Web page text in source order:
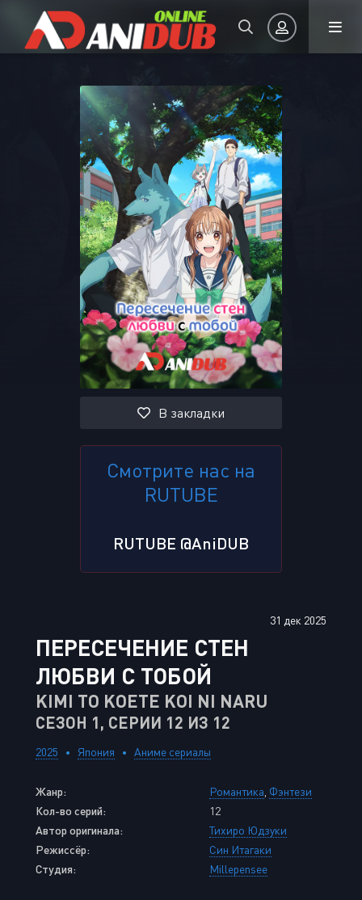
Авторизация
Запомнить
ВОЙТИ НА САЙТ
Регистрация Восстановить пароль
Или войти через
В закладки
Смотрите нас на
RUTUBE
RUTUBE @AniDUB
31 дек 2025
ПЕРЕСЕЧЕНИЕ СТЕН
ЛЮБВИ С ТОБОЙ
KIMI TO KOETE KOI NI NARU
СЕЗОН 1, СЕРИИ 12 ИЗ 12
2025 Япония Аниме сериалы
Жанр: Романтика Фэнтези
Кол-во серий:
12
Автор оригинала:
Тихиро Юдзуки
Режиссёр:
Син Итагаки
Студия:
Millepensee